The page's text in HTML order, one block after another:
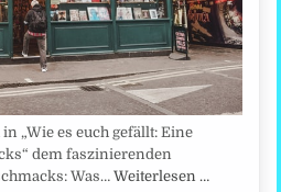
„Wie es euch gefällt: Eine
dem faszinierenden
Was…Weiterlesen …